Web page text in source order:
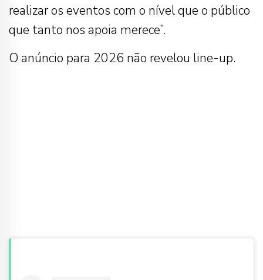
realizar os eventos com o nível que o público
que tanto nos apoia merece”.
O anúncio para 2026 não revelou line-up.